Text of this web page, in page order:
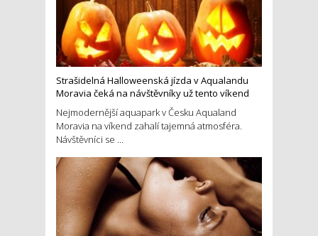
Strašidelná Halloweenská jízda v Aqualandu
Moravia čeká na návštěvníky už tento víkend
Nejmodernější aquapark v Česku Aqualand
Moravia na víkend zahalí tajemná atmosféra.
Návštěvníci se ...